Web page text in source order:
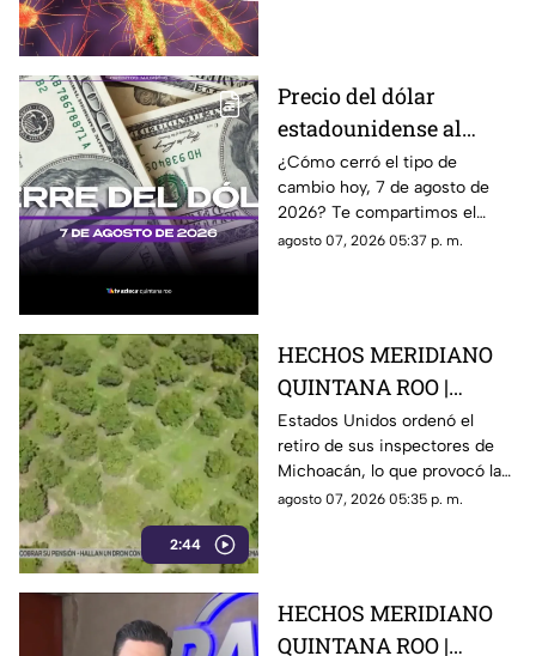
Precio del dólar
estadounidense al
CIERRE de HOY, viernes
7 de agosto de 2026, en
Cancún
¿Cómo cerró el tipo de
cambio hoy, 7 de agosto de
2026? Te compartimos el
precio del dólar al cierre de
agosto 07, 2026 05:37 p. m.
2:44
HECHOS MERIDIANO
QUINTANA ROO |
E.E.U.U retira a sus
inspectores en
Michoacán y provocá
la suspensión de
Estados Unidos ordenó el
retiro de sus inspectores de
Michoacán, lo que provocó la
suspensión de las
agosto 07, 2026 05:35 p. m.
HECHOS MERIDIANO
QUINTANA ROO |